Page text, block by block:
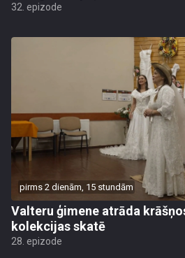
32. epizode
pirms 2 dienām, 15 stundām
Valteru ģimene atrāda
kolekcijas skatē
28. epizode